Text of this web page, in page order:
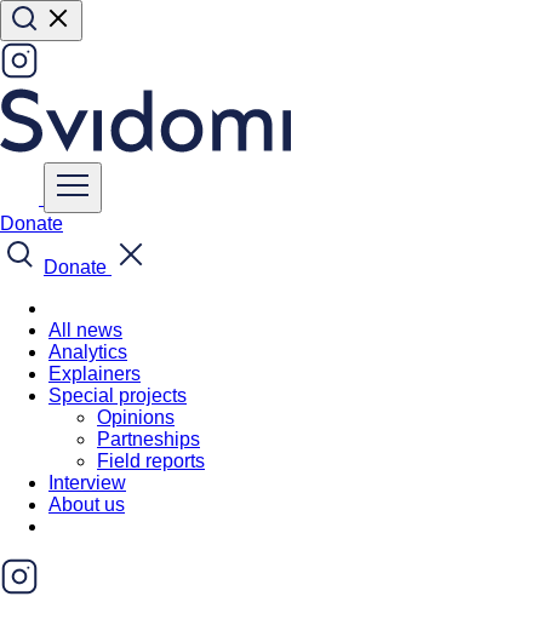
Donate
Donate
All news
Analytics
Explainers
Special projects
Opinions
Partneships
Field reports
Interview
About us